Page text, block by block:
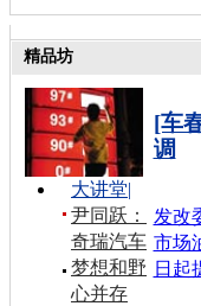
精品坊
[车
调
发改
市场
日起
大讲堂|
尹同跃：
奇瑞汽车
梦想和野
心并存